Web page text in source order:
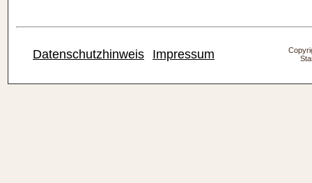
Datenschutzhinweis Impressum